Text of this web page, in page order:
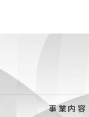
事業内容